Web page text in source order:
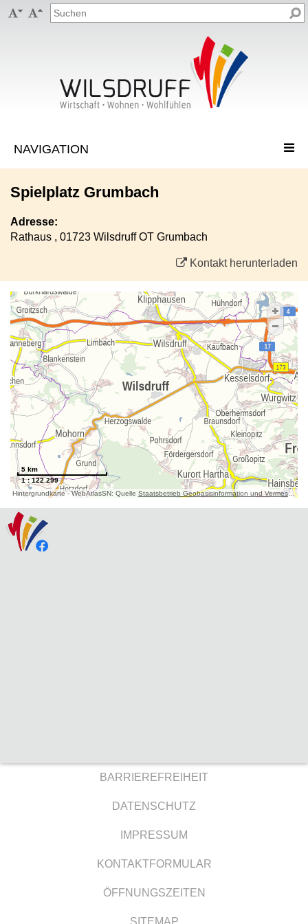
 
Spielplatz Grumbach
Adresse:
Rathaus , 01723 Wilsdruff OT Grumbach
Kontakt herunterladen
Hintergrundkarte - WebAtlasSN: Quelle Staatsbetrieb Geobasisinformation und Vermessung Sachsen (GeoSN)
5 km
1 : 122.299
BARRIEREFREIHEIT
DATENSCHUTZ
IMPRESSUM
KONTAKTFORMULAR
ÖFFNUNGSZEITEN
SITEMAP